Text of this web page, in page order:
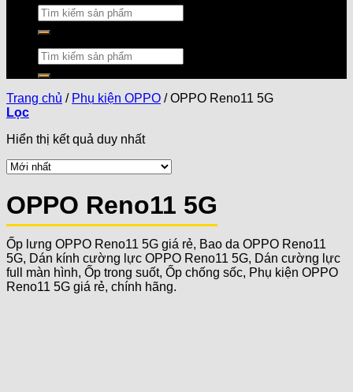
Trang chủ / Phụ kiện OPPO /OPPO Reno11 5G
Lọc
Hiển thị kết quả duy nhất
OPPO Reno11 5G
Ốp lưng OPPO Reno11 5G giá rẻ, Bao da OPPO Reno11
5G, Dán kính cường lực OPPO Reno11 5G, Dán cường lực
full màn hình, Ốp trong suốt, Ốp chống sốc, Phụ kiện OPPO
Reno11 5G giá rẻ, chính hãng.